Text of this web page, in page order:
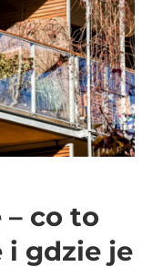
– co to
i gdzie je